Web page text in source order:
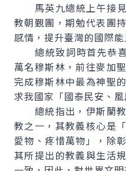
馬英九總統上午接見
教朝覲團，期勉代表團
感情，提升臺灣的國際能
總統致詞時首先恭喜
萬名穆斯林，前往麥加
完成穆斯林中最為神聖
求我國家「國泰民安、風
總統指出，伊斯蘭教
教之一，其教義核心是
愛物、疼惜萬物」，除
其所提出的教義與生活